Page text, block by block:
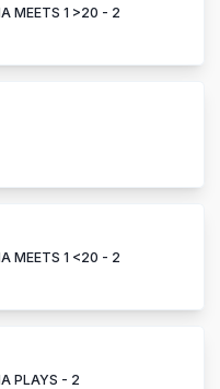
MEETS 1 >20 - 2
MEETS 1 <20 - 2
PLAYS - 2